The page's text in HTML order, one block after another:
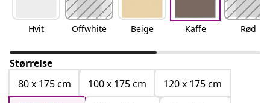
Hvit Offwhite Beige Kaffe Rød
Størrelse
80 x 175 cm
100 x 175 cm
120 x 175 cm